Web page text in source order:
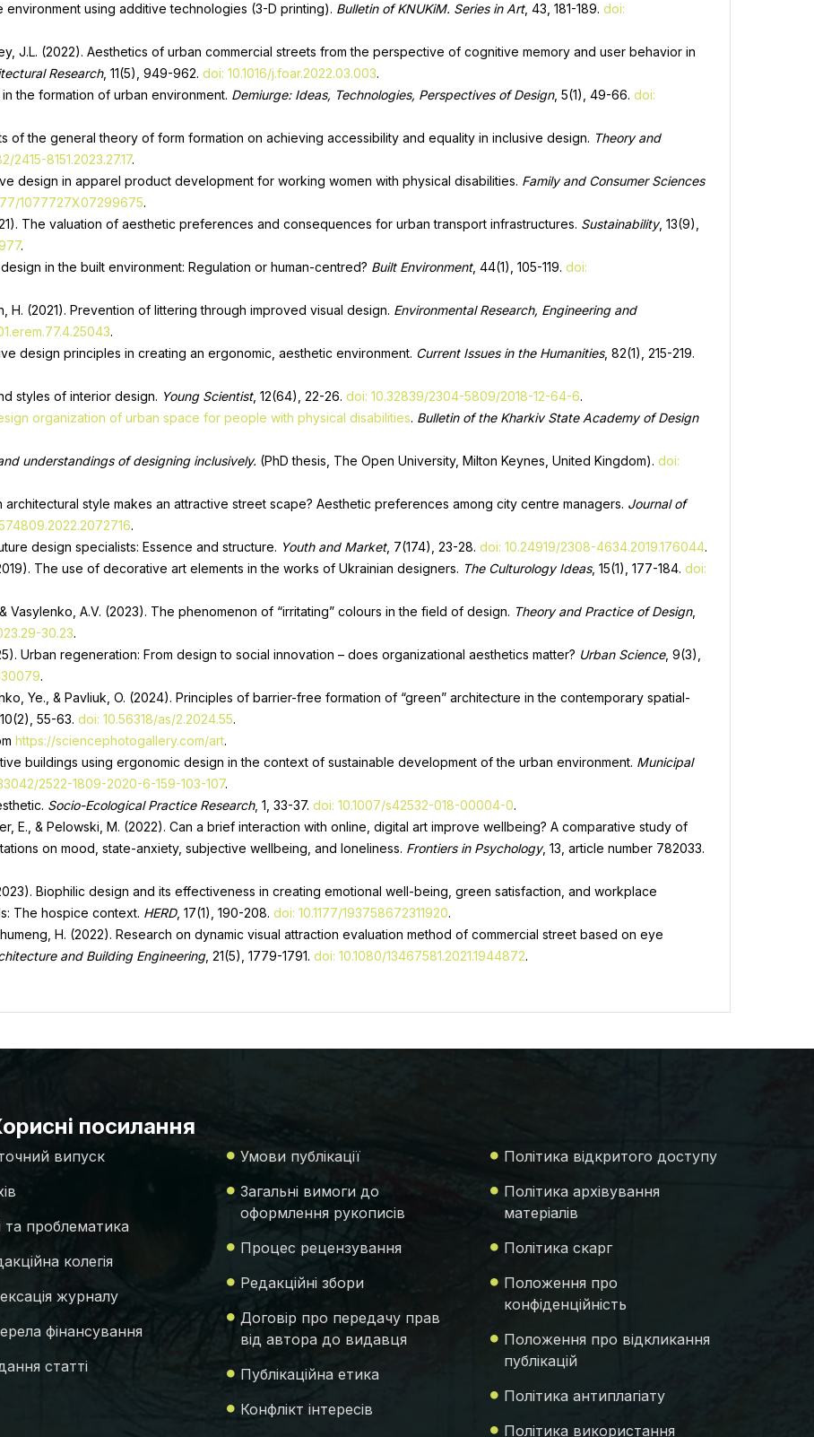
environment using additive technologies (3-D printing). Bulletin of KNUKiM. Series in Art, 43, 181-189. doi:
J.L. (2022). Aesthetics of urban commercial streets from the perspective of cognitive memory and user behavior in
Research, 11(5), 949-962. doi: 10.1016/j.foar.2022.03.003.
the formation of urban environment. Demiurge: Ideas, Technologies, Perspectives of Design, 5(1), 49-66. doi:
of the general theory of form formation on achieving accessibility and equality in inclusive design. Theory and
2415-8151.2023.27.17.
design in apparel product development for working women with physical disabilities. Family and Consumer Sciences
1077727X07299675.
The valuation of aesthetic preferences and consequences for urban transport infrastructures. Sustainability, 13(9),
.
in the built environment: Regulation or human-centred? Built Environment, 44(1), 105-119. doi:
H. (2021). Prevention of littering through improved visual design. Environmental Research, Engineering and
.
design principles in creating an ergonomic, aesthetic environment. Current Issues in the Humanities, 82(1), 215-219.
styles of interior design. Young Scientist, 12(64), 22-26. doi: 10.32839/2304-5809/2018-12-64-6.
organization of urban space for people with physical disabilities. Bulletin of the Kharkiv State Academy of Design
understandings of designing inclusively. (PhD thesis, The Open University, Milton Keynes, United Kingdom). doi:
architectural style makes an attractive street scape? Aesthetic preferences among city centre managers. Journal of
.
design specialists: Essence and structure. Youth and Market, 7(174), 23-28. doi: 10.24919/2308-4634.2019.176044.
The use of decorative art elements in the works of Ukrainian designers. The Culturology Ideas, 15(1), 177-184. doi:
Vasylenko, A.V. (2023). The phenomenon of “irritating” colours in the field of design. Theory and Practice of Design,
30.23.
Urban regeneration: From design to social innovation – does organizational aesthetics matter? Urban Science, 9(3),
.
Ye., & Pavliuk, O. (2024). Principles of barrier-free formation of “green” architecture in the contemporary spatial-
55-63. doi: 10.56318/as/2.2024.55.
https://sciencephotogallery.com/art.
buildings using ergonomic design in the context of sustainable development of the urban environment. Municipal
2522-1809-2020-6-159-103-107.
Socio-Ecological Practice Research, 1, 33-37. doi: 10.1007/s42532-018-00004-0.
E., & Pelowski, M. (2022). Can a brief interaction with online, digital art improve wellbeing? A comparative study of
on mood, state-anxiety, subjective wellbeing, and loneliness. Frontiers in Psychology, 13, article number 782033.
Biophilic design and its effectiveness in creating emotional well-being, green satisfaction, and workplace
The hospice context. HERD, 17(1), 190-208. doi: 10.1177/193758672311920.
H. (2022). Research on dynamic visual attraction evaluation method of commercial street based on eye
and Building Engineering, 21(5), 1779-1791. doi: 10.1080/13467581.2021.1944872.
посилання
випуск
та проблематика
колегія
журналу
фінансування
статті
Умови публікації
Загальні вимоги до
оформлення рукописів
Процес рецензування
Редакційні збори
Договір про передачу прав
від автора до видавця
Публікаційна етика
Конфлікт інтересів
Політика відкритого доступу
Політика архівування
матеріалів
Політика скарг
Положення про
конфіденційність
Положення про відкликання
публікацій
Політика антиплагіату
Політика використання